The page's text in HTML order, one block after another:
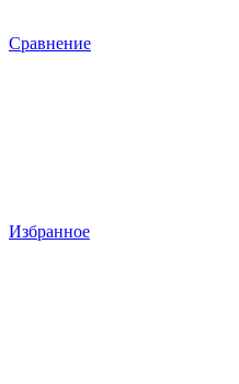
Сравнение
Избранное